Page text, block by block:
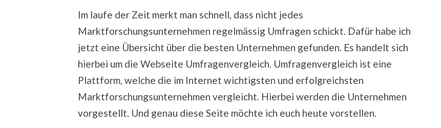
Im laufe der Zeit merkt man schnell, dass nicht jedes
Marktforschungsunternehmen regelmässig Umfragen schickt. Dafür habe ich
jetzt eine Übersicht über die besten Unternehmen gefunden. Es handelt sich
hierbei um die Webseite Umfragenvergleich. Umfragenvergleich ist eine
Plattform, welche die im Internet wichtigsten und erfolgreichsten
Marktforschungsunternehmen vergleicht. Hierbei werden die Unternehmen
vorgestellt. Und genau diese Seite möchte ich euch heute vorstellen.